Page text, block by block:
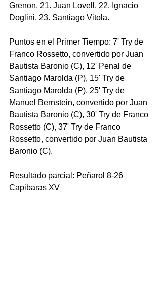
Grenon, 21. Juan Lovell, 22. Ignacio
Doglini, 23. Santiago Vitola.
Puntos en el Primer Tiempo: 7' Try de
Franco Rossetto, convertido por Juan
Bautista Baronio (C), 12' Penal de
Santiago Marolda (P), 15' Try de
Santiago Marolda (P), 25' Try de
Manuel Bernstein, convertido por Juan
Bautista Baronio (C), 30' Try de Franco
Rossetto (C), 37' Try de Franco
Rossetto, convertido por Juan Bautista
Baronio (C).
Resultado parcial: Peñarol 8-26
Capibaras XV